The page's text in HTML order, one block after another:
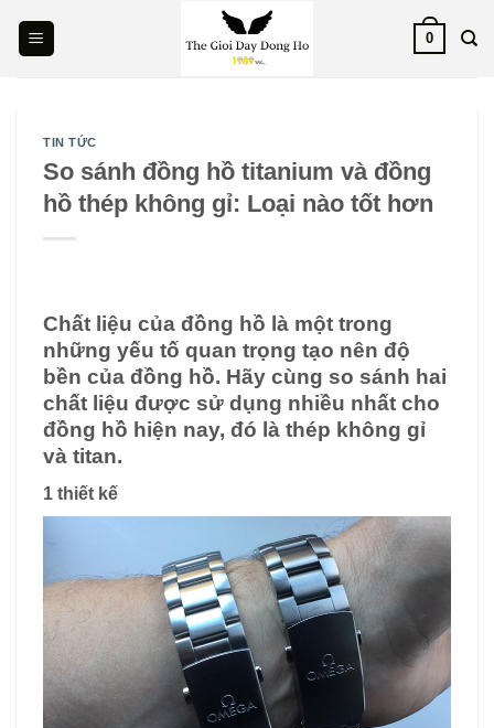
0
TIN TỨC
So sánh đồng hồ titanium và đồng
hồ thép không gỉ: Loại nào tốt hơn
Chất liệu của đồng hồ là một trong
những yếu tố quan trọng tạo nên độ
bền của đồng hồ. Hãy cùng so sánh hai
chất liệu được sử dụng nhiều nhất cho
đồng hồ hiện nay, đó là thép không gỉ
và titan.
1 thiết kế